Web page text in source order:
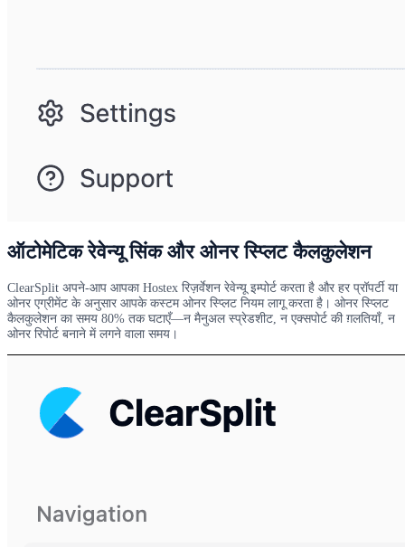
ऑटोमेटिक रेवेन्यू सिंक और ओनर स्प्लिट कैलकुलेशन
ClearSplit अपने-आप आपका Hostex रिज़र्वेशन रेवेन्यू इम्पोर्ट करता है और हर प्रॉपर्टी या
ओनर एग्रीमेंट के अनुसार आपके कस्टम ओनर स्प्लिट नियम लागू करता है। ओनर स्प्लिट
कैलकुलेशन का समय 80% तक घटाएँ—न मैनुअल स्प्रेडशीट, न एक्सपोर्ट की ग़लतियाँ, न
ओनर रिपोर्ट बनाने में लगने वाला समय।